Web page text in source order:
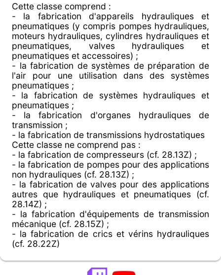
Cette classe comprend :
- la fabrication d'appareils hydrauliques et
pneumatiques (y compris pompes hydrauliques,
moteurs hydrauliques, cylindres hydrauliques et
pneumatiques, valves hydrauliques et
pneumatiques et accessoires) ;
- la fabrication de systèmes de préparation de
l'air pour une utilisation dans des systèmes
pneumatiques ;
- la fabrication de systèmes hydrauliques et
pneumatiques ;
- la fabrication d'organes hydrauliques de
transmission ;
- la fabrication de transmissions hydrostatiques
Cette classe ne comprend pas :
- la fabrication de compresseurs (cf. 28.13Z) ;
- la fabrication de pompes pour des applications
non hydrauliques (cf. 28.13Z) ;
- la fabrication de valves pour des applications
autres que hydrauliques et pneumatiques (cf.
28.14Z) ;
- la fabrication d'équipements de transmission
mécanique (cf. 28.15Z) ;
- la fabrication de crics et vérins hydrauliques
(cf. 28.22Z)